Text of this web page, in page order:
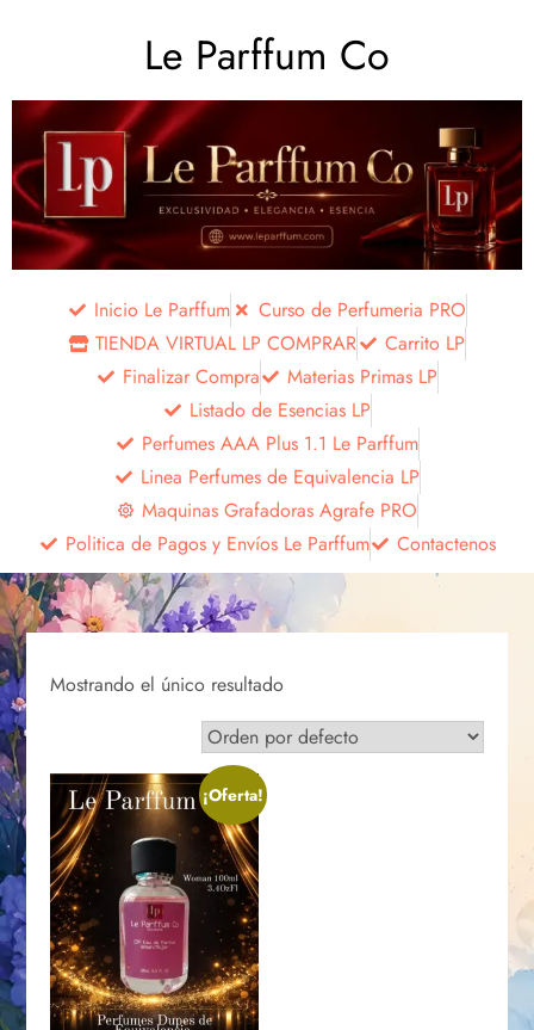
Le Parffum Co
Inicio Le Parffum
Curso de Perfumeria PRO
TIENDA VIRTUAL LP COMPRAR
Carrito LP
Finalizar Compra
Materias Primas LP
Listado de Esencias LP
Perfumes AAA Plus 1.1 Le Parffum
Linea Perfumes de Equivalencia LP
Maquinas Grafadoras Agrafe PRO
Politica de Pagos y Envíos Le Parffum
Contactenos
Mostrando el único resultado
¡Oferta!